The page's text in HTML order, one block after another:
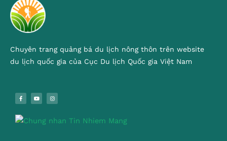
Chuyên trang quảng bá du lịch nông thôn trên website
du lịch quốc gia của Cục Du lịch Quốc gia Việt Nam